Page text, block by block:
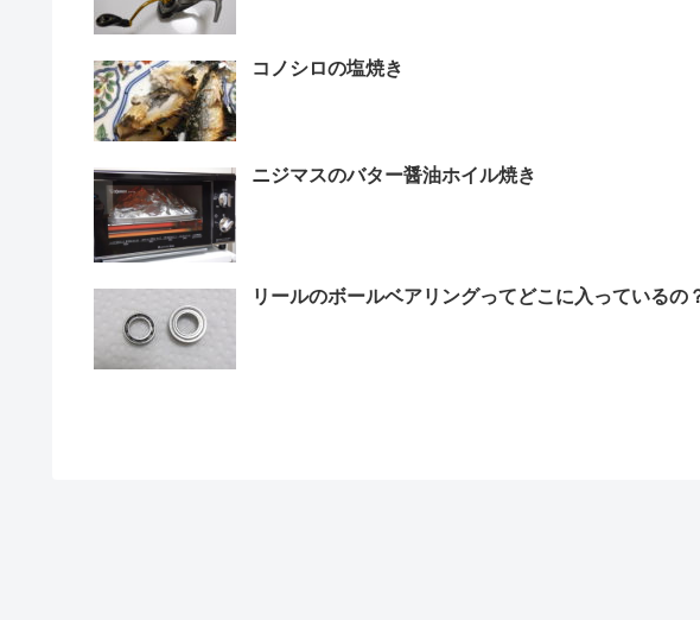
コノシロの塩焼き
ニジマスのバター醤油ホイル焼き
リールのボールベアリングってどこに入っているの